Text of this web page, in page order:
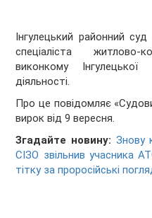
Інгулецький районний
спеціаліста житлово-
виконкому
діяльності.
Про це повідомляє
вирок від 9 вересня.
Згадайте новину: Знову
СІЗО звільнив учасника
тітку за проросійські